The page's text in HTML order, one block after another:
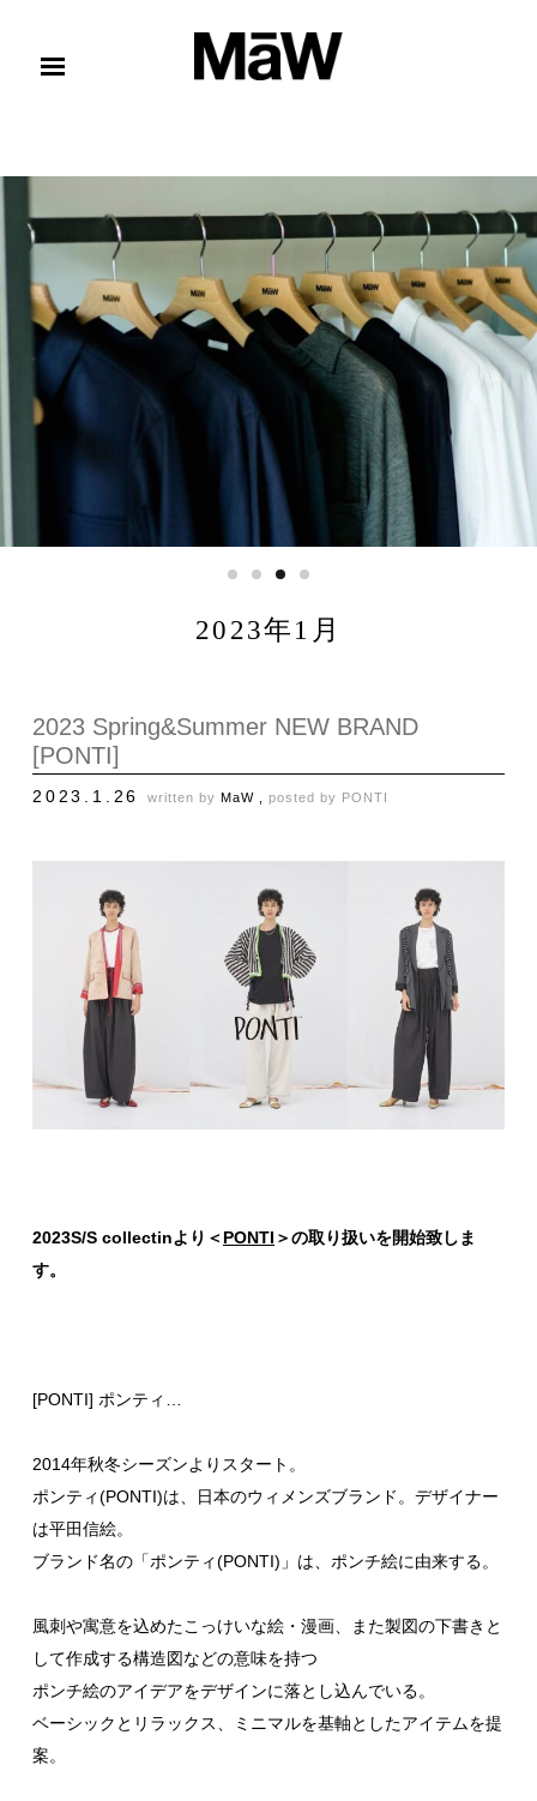
2023年1月
2023 Spring&Summer NEW BRAND
[PONTI]
2023.1.26 written by MaW , posted by PONTI
2023S/S collectinより＜ PONTI ＞の取り扱いを開始致しま
す。
[PONTI] ポンティ…
2014年秋冬シーズンよりスタート。
ポンティ(PONTI)は、日本のウィメンズブランド。デザイナー
は平田信絵。
ブランド名の「ポンティ(PONTI)」は、ポンチ絵に由来する。
風刺や寓意を込めたこっけいな絵・漫画、また製図の下書きと
して作成する構造図などの意味を持つ
ポンチ絵のアイデアをデザインに落とし込んでいる。
ベーシックとリラックス、ミニマルを基軸としたアイテムを提
案。